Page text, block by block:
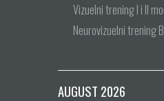
Vizuelni trening I i II
Neurovizuelni trening
AUGUST 2026